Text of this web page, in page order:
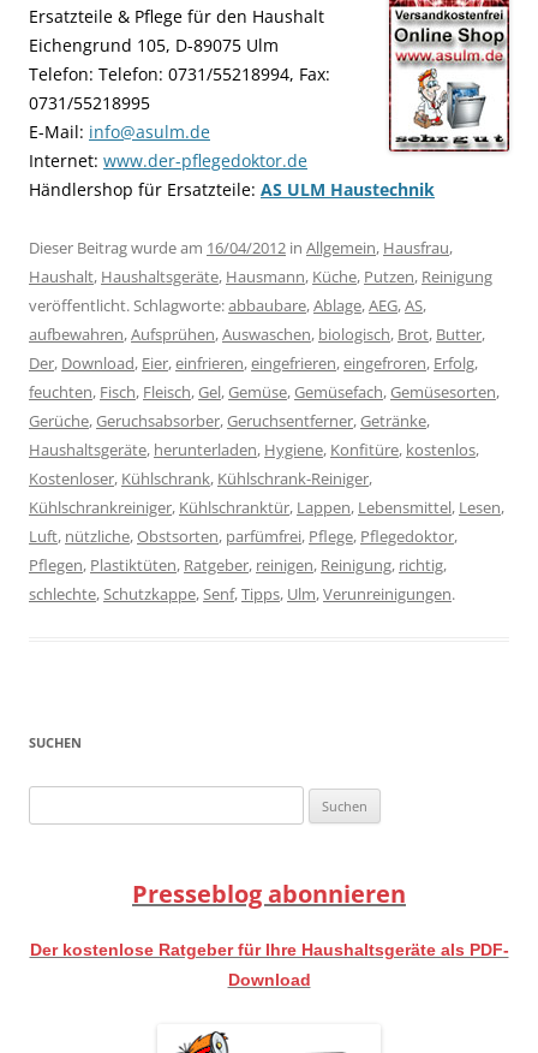
Ersatzteile & Pflege für den Haushalt
Eichengrund 105, D-89075 Ulm
Telefon: Telefon: 0731/55218994, Fax:
0731/55218995
E-Mail: info@asulm.de
Internet: www.der-pflegedoktor.de
Händlershop für Ersatzteile: AS ULM Haustechnik
Dieser Beitrag wurde am 16/04/2012 in Allgemein, Hausfrau,
Haushalt, Haushaltsgeräte, Hausmann, Küche, Putzen, Reinigung
veröffentlicht. Schlagworte:abbaubare,Ablage,AEG,AS,
aufbewahren,Aufsprühen,Auswaschen, biologisch, Brot, Butter,
Der, Download, Eier,einfrieren,eingefrieren,eingefroren, Erfolg,
feuchten, Fisch, Fleisch,Gel,Gemüse,Gemüsefach,Gemüsesorten,
Gerüche,Geruchsabsorber,Geruchsentferner,Getränke,
Haushaltsgeräte, herunterladen, Hygiene, Konfitüre, kostenlos,
Kostenloser, Kühlschrank, Kühlschrank-Reiniger,
Kühlschrankreiniger, Kühlschranktür, Lappen, Lebensmittel, Lesen,
Luft, nützliche,Obstsorten, parfümfrei, Pflege, Pflegedoktor,
Pflegen, Plastiktüten, Ratgeber, reinigen, Reinigung, richtig,
schlechte, Schutzkappe, Senf,Tipps, Ulm,Verunreinigungen.
SUCHEN
nach:
Presseblog abonnieren
Der kostenlose Ratgeber für Ihre Haushaltsgeräte als PDF-
Download